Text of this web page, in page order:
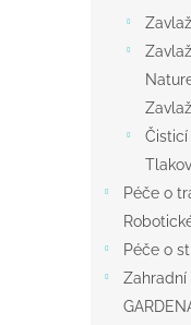
Péče o
Péče o
Zahradní